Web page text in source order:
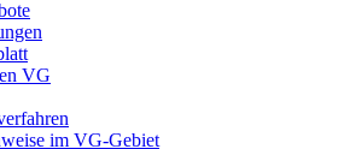
VG
im VG-Gebiet